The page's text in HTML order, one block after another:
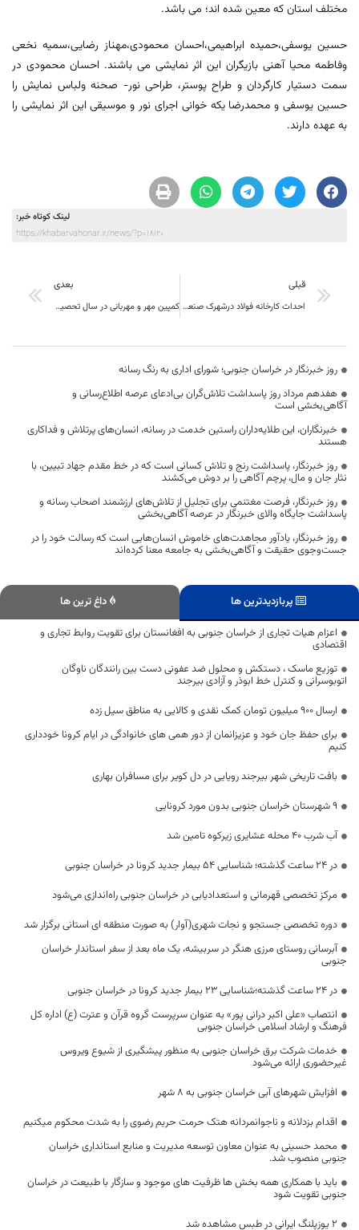
مختلف استان که معین شده اند؛ می باشد.
حسین یوسفی،حمیده ابراهیمی،احسان محمودی،مهناز رضایی،سمیه نخعی
وفاطمه محیا آهنی بازیگران این اثر نمایشی می باشند. احسان محمودی در
سمت دستیار کارگردان و طراح پوستر، طراحی نور- صحنه ولباس نمایش را
حسین یوسفی و محمدرضا یکه خوانی اجرای نور و موسیقی این اثر نمایشی را
به عهده دارند.
لینک کوتاه خبر:
https://khabarvahonar.ir/news/?p=18120
قبلی
احداث کارخانه فولاد درشهرک صنعتی مود
بعدی
کمپین مهر و مهربانی در سال تحصیلی جدید در مود
روز خبرنگار در خراسان جنوبی؛ شورای اداری به رنگ رسانه
هفدهم مرداد روز پاسداشت تلاش‌گران بی‌ادعای عرصه اطلاع‌رسانی و
آگاهی‌بخشی است
خبرنگاران، این طلایه‌داران راستین خدمت در رسانه، انسان‌های پرتلاش و فداکاری
هستند
روز خبرنگار، پاسداشت رنج و تلاش کسانی است که در خط مقدم جهاد تبیین، با
نثار جان و مال، پرچم آگاهی را بر دوش می‌کشند
روز خبرنگار، فرصت مغتنمی برای تجلیل از تلاش‌های ارزشمند اصحاب رسانه و
پاسداشت جایگاه والای خبرنگار در عرصه آگاهی‌بخشی
روز خبرنگار، یادآور مجاهدت‌های خاموش انسان‌هایی است که رسالت خود را در
جست‌وجوی حقیقت و آگاهی‌بخشی به جامعه معنا کرده‌اند
پربازدیدترین ها
داغ ترین ها
اعزام هیات تجاری از خراسان جنوبی به افغانستان برای تقویت روابط تجاری و
اقتصادی
توزیع ماسک ، دستکش و محلول ضد عفونی دست بین رانندگان ناوگان
اتوبوسرانی و کنترل خط ابوذر و آزادی بیرجند
ارسال ۹۰۰ میلیون تومان کمک نقدی و کالایی به مناطق سیل زده
برای حفظ جان خود و عزیزانمان از دور همی های خانوادگی در ایام کرونا خودداری
کنیم
بافت تاریخی شهر بیرجند رویایی در دل کویر برای مسافران بهاری
9 شهرستان خراسان جنوبی بدون مورد کرونایی
آب شرب ۴۰ محله عشایری زیرکوه تامین شد
در 24 ساعت گذشته؛ شناسایی 54 بیمار جدید کرونا در خراسان جنوبی
مرکز تخصصی قهرمانی و استعدادیابی در خراسان جنوبی راه‌اندازی می‌شود
دوره تخصصی جستجو و نجات شهری(آوار) به صورت منطقه ای استانی برگزار شد
آبرسانی روستای مرزی هنگر در سربیشه، یک ماه بعد از سفر استاندار خراسان
جنوبی
در 24 ساعت گذشته؛شناسایی 23 بیمار جدید کرونا در خراسان جنوبی
انتصاب «علی اکبر درانی پور» به عنوان سرپرست گروه قرآن و عترت (ع) اداره کل
فرهنگ و ارشاد اسلامی خراسان جنوبی
خدمات شرکت برق خراسان جنوبی به منظور پیشگیری از شیوع ویروس
غیرحضوری ارائه می‌شود
افزایش شهرهای آبی خراسان جنوبی به ۸ شهر
اقدام بزدلانه و ناجوانمردانه هتک حرمت حریم رضوی را به شدت محکوم میکنیم
محمد حسینی به عنوان معاون توسعه مدیریت و منابع استانداری خراسان
جنوبی منصوب شد.
باید با همکاری همه بخش ها ظرفیت های موجود و سازگار با طبیعت در خراسان
جنوبی تقویت شود
۲ یوزپلنگ ایرانی در طبس مشاهده شد